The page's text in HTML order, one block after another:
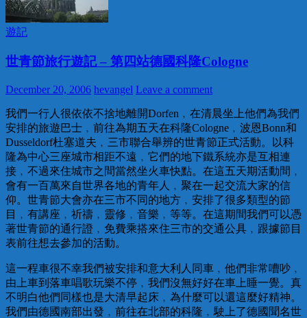
遊記
世青節旅行遊記 – 第四站德國科隆Cologne
December 20, 2006 hevangel Leave a comment
我們一行人很依依不捨地離開Dorfen﹐在清晨坐上他們為我們
安排的旅遊巴士﹐前往為期五天在科隆Cologne﹐波恩Bonn和
Dusseldorf杜塞道夫﹐三市聯合舉辨的世青節正式活動。以科
隆為中心三座城市相距不遠﹐它們的地下鐵系統亦是互相連
接﹐不過來住城市之間當然坐火車快點。在這五天期活動間﹐
會有一百萬來自世界各地的青年人﹐聚在一起交流大家的信
仰。世青節大會亦在三市不同的地方﹐安排了很多類型的節
目﹐有講座﹐祈禱﹐靈修﹐音樂﹐等等。在這期間我們可以憑
著世青節的通行證﹐免費乘搭來住三市的交通公具﹐跟據節目
表前往想去參加的活動。
這一程車很不幸我們被安排和意大利人同車﹐他們非常嘈吵﹐
由上車到落車唱歌玩樂不停﹐我們沒無好好在車上睡一覺。真
不明白他們同樣也是大清早起床﹐為什麼可以還這麼好精神。
我們由德國南部出發﹐前往在北部的科隆﹐駛上了德國聞名世